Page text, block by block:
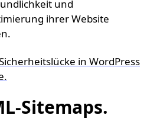
und
ihrer Website
in WordPress
Sitemaps.